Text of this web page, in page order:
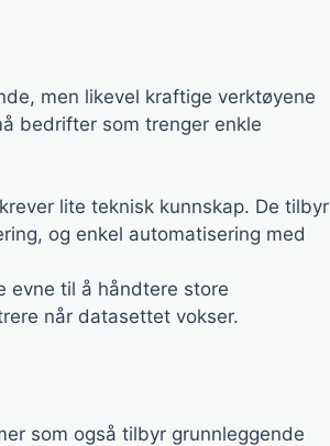
men likevel kraftige verktøyene
bedrifter som trenger enkle
lite teknisk kunnskap. De tilbyr
og enkel automatisering med
evne til å håndtere store
når datasettet vokser.
som også tilbyr grunnleggende